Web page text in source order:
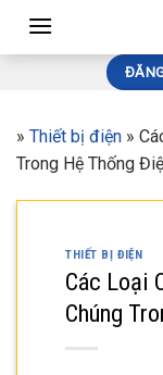
» Thiết bị điện »
Trong Hệ Thống
THIẾT BỊ ĐIỆN
Các Loại
Chúng